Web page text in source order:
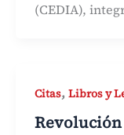
(CEDIA),
Citas, Libros y